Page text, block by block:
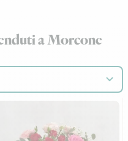
a Morcone